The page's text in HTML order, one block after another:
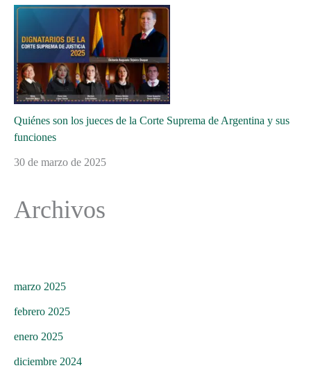
Quiénes son los jueces de la Corte Suprema de Argentina y sus
funciones
30 de marzo de 2025
Archivos
marzo 2025
febrero 2025
enero 2025
diciembre 2024